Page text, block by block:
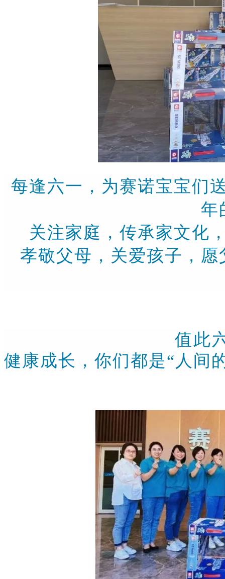
每逢六一，为赛诺宝宝们
年
关注家庭，传承家文化
孝敬父母，关爱孩子，
值此六一儿童节
健康成长，你们都是“人间